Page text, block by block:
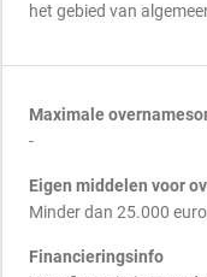
het gebied van
Maximale
-
Eigen middelen voor
Minder dan 25.000 euro
Financieringsinfo